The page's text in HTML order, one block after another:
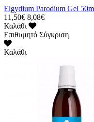
Elgydium Parodium Gel
11,50€ 8,08€
Καλάθι
Επιθυμητό Σύγκριση
Καλάθι